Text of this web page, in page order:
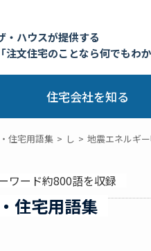
・ハウスが提供する
「注文住宅のことなら何でもわ
住宅会社を知る
住宅用語集 し 地震エネルギ
ワード約800語を収録
住宅用語集